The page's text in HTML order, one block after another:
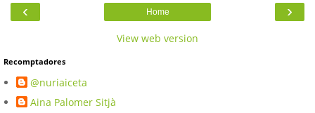
‹ ›
Home
View web version
Recomptadores
@nuriaiceta
Aina Palomer Sitjà